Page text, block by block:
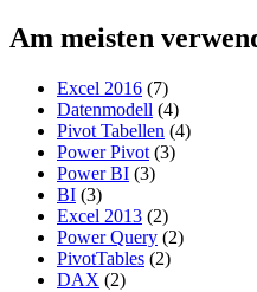
Am meisten
Excel 2016 (7)
Datenmodell (4)
Pivot Tabellen (4)
Power Pivot (3)
Power BI (3)
BI (3)
Excel 2013 (2)
Power Query (2)
PivotTables (2)
DAX (2)